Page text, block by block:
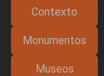
Contexto
Monumentos
Museos